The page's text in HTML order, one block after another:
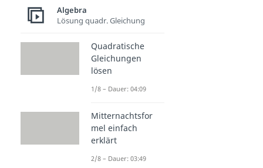
Algebra
Lösung quadr. Gleichung
Quadratische
Gleichungen
lösen
1/8 – Dauer: 04:09
Mitternachtsfor
mel einfach
erklärt
2/8 – Dauer: 03:49